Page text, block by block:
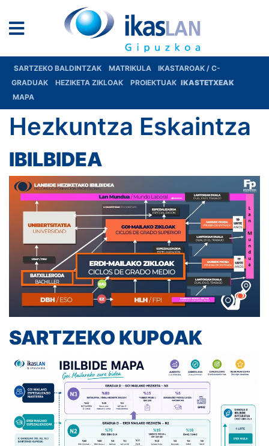
SARTZEKO BALDINTZAK MATRIKULA
IKASTAROAK / C-
GRADUAK
HEZIKETA ZIKLOAK PROIEKTUAK IKASTETXEAK
MAPA
Hezkuntza Eskaintza
IBILBIDEA
SARTZEKO KUPOAK